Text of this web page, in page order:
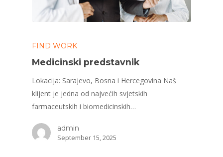
FIND WORK
Medicinski predstavnik
Lokacija: Sarajevo, Bosna i Hercegovina Naš
klijent je jedna od najvećih svjetskih
farmaceutskih i biomedicinskih…
admin
September 15, 2025